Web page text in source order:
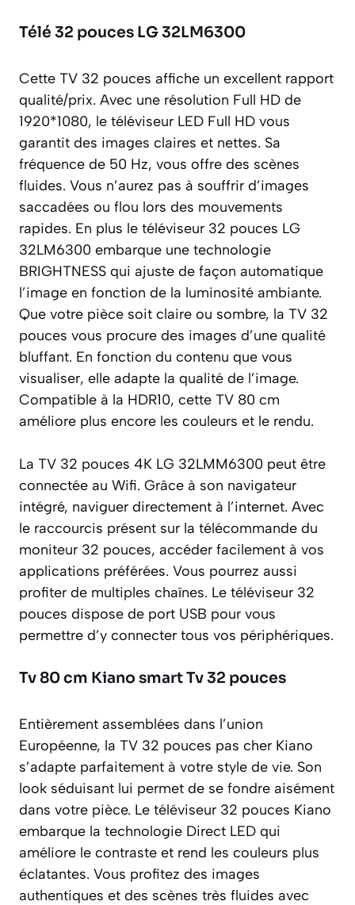
Télé 32 pouces LG 32LM6300
Cette TV 32 pouces affiche un excellent rapport
qualité/prix. Avec une résolution Full HD de
1920*1080, le téléviseur LED Full HD vous
garantit des images claires et nettes. Sa
fréquence de 50 Hz, vous offre des scènes
fluides. Vous n’aurez pas à souffrir d’images
saccadées ou flou lors des mouvements
rapides. En plus le téléviseur 32 pouces LG
32LM6300 embarque une technologie
BRIGHTNESS qui ajuste de façon automatique
l’image en fonction de la luminosité ambiante.
Que votre pièce soit claire ou sombre, la TV 32
pouces vous procure des images d’une qualité
bluffant. En fonction du contenu que vous
visualiser, elle adapte la qualité de l’image.
Compatible à la HDR10, cette TV 80 cm
améliore plus encore les couleurs et le rendu.
La TV 32 pouces 4K LG 32LMM6300 peut être
connectée au Wifi. Grâce à son navigateur
intégré, naviguer directement à l’internet. Avec
le raccourcis présent sur la télécommande du
moniteur 32 pouces, accéder facilement à vos
applications préférées. Vous pourrez aussi
profiter de multiples chaînes. Le téléviseur 32
pouces dispose de port USB pour vous
permettre d’y connecter tous vos périphériques.
Tv 80 cm Kiano smart Tv 32 pouces
Entièrement assemblées dans l’union
Européenne, la TV 32 pouces pas cher Kiano
s’adapte parfaitement à votre style de vie. Son
look séduisant lui permet de se fondre aisément
dans votre pièce. Le téléviseur 32 pouces Kiano
embarque la technologie Direct LED qui
améliore le contraste et rend les couleurs plus
éclatantes. Vous profitez des images
authentiques et des scènes très fluides avec